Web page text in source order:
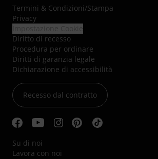
Termini & Condizioni/Stampa
Privacy
Diritto di recesso
Procedura per ordinare
Diritti di garanzia legale
Dichiarazione di accessibilità
Recesso dal contratto
Su di noi
Lavora con noi